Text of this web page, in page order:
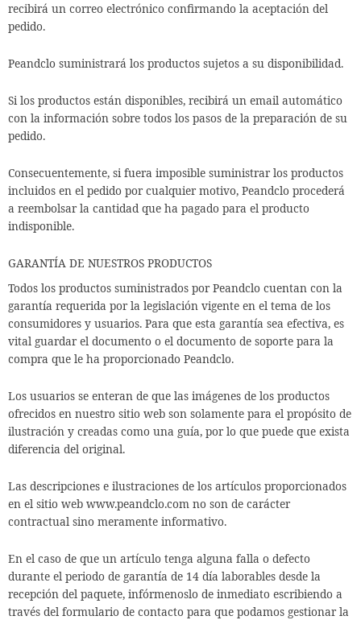
recibirá un correo electrónico confirmando la aceptación del
pedido.
Peandclo suministrará los productos sujetos a su disponibilidad.
Si los productos están disponibles, recibirá un email automático
con la información sobre todos los pasos de la preparación de su
pedido.
Consecuentemente, si fuera imposible suministrar los productos
incluidos en el pedido por cualquier motivo, Peandclo procederá
a reembolsar la cantidad que ha pagado para el producto
indisponible.
GARANTÍA DE NUESTROS PRODUCTOS
Todos los productos suministrados por Peandclo cuentan con la
garantía requerida por la legislación vigente en el tema de los
consumidores y usuarios. Para que esta garantía sea efectiva, es
vital guardar el documento o el documento de soporte para la
compra que le ha proporcionado Peandclo.
Los usuarios se enteran de que las imágenes de los productos
ofrecidos en nuestro sitio web son solamente para el propósito de
ilustración y creadas como una guía, por lo que puede que exista
diferencia del original.
Las descripciones e ilustraciones de los artículos proporcionados
en el sitio web www.peandclo.com no son de carácter
contractual sino meramente informativo.
En el caso de que un artículo tenga alguna falla o defecto
durante el periodo de garantía de 14 día laborables desde la
recepción del paquete, infórmenoslo de inmediato escribiendo a
través del formulario de contacto para que podamos gestionar la